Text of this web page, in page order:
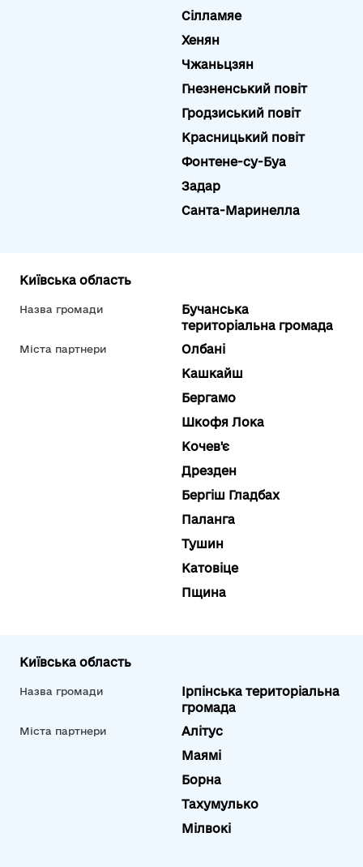
Сілламяе
Хенян
Чжаньцзян
Гнезненський повіт
Гродзиський повіт
Красницький повіт
Фонтене-су-Буа
Задар
Санта-Маринелла
Київська область
Назва громади
Бучанська
територіальна громада
Міста партнери
Олбані
Кашкайш
Бергамо
Шкофя Лока
Кочев'є
Дрезден
Бергіш Гладбах
Паланга
Тушин
Катовіце
Пщина
Київська область
Назва громади
Ірпінська територіальна
громада
Міста партнери
Алітус
Маямі
Борна
Тахумулько
Мілвокі